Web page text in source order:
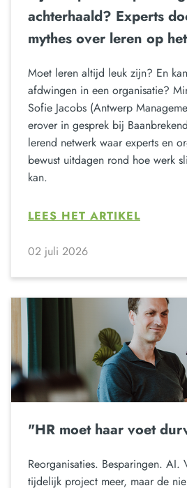
achterhaald? Experts
mythes over leren op
Moet leren altijd leuk zijn? En
afdwingen in een organisatie?
Sofie Jacobs (Antwerp
erover in gesprek bij
lerend netwerk waar experts en
bewust uitdagen rond hoe werk
kan.
LEES HET ARTIKEL
02 juli 2026
"HR moet haar voet
Reorganisaties. Besparingen. AI.
tijdelijk project meer, maar de